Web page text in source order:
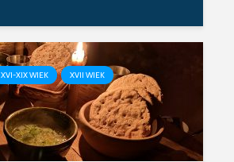
XVI-XIX WIEK XVII WIEK